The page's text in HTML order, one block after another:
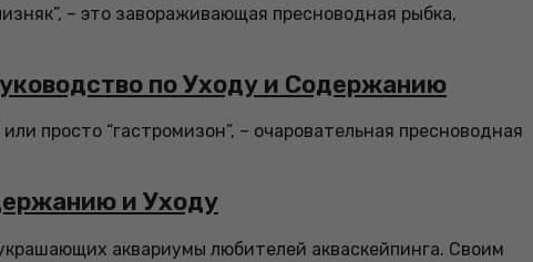
– это завораживающая пресноводная рыбка,
по Уходу и Содержанию
просто “гастромизон”, – очаровательная пресноводная
и Уходу
аквариумы любителей акваскейпинга. Своим